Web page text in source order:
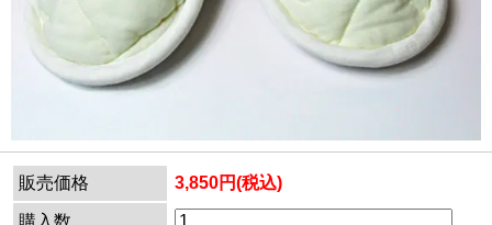
販売価格 3,850円(税込)
購入数